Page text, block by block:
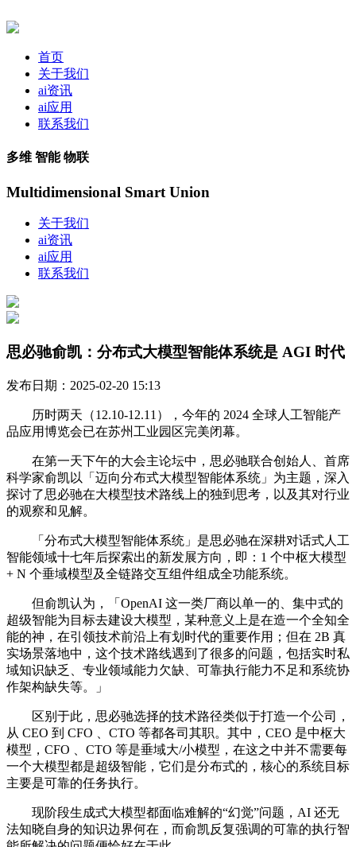
首页
关于我们
ai资讯
ai应用
联系我们
多维 智能 物联
Multidimensional Smart Union
关于我们
ai资讯
ai应用
联系我们
思必驰俞凯：分布式大模型智能体系统是 AGI 时代
发布日期：2025-02-20 15:13
历时两天（12.10-12.11），今年的 2024 全球人工智能产
品应用博览会已在苏州工业园区完美闭幕。
在第一天下午的大会主论坛中，思必驰联合创始人、首席
科学家俞凯以「迈向分布式大模型智能体系统」为主题，深入
探讨了思必驰在大模型技术路线上的独到思考，以及其对行业
的观察和见解。
「分布式大模型智能体系统」是思必驰在深耕对话式人工
智能领域十七年后探索出的新发展方向，即：1 个中枢大模型
+ N 个垂域模型及全链路交互组件组成全功能系统。
但俞凯认为，「OpenAI 这一类厂商以单一的、集中式的
超级智能为目标去建设大模型，某种意义上是在造一个全知全
能的神，在引领技术前沿上有划时代的重要作用；但在 2B 真
实场景落地中，这个技术路线遇到了很多的问题，包括实时私
域知识缺乏、专业领域能力欠缺、可靠执行能力不足和系统协
作架构缺失等。」
区别于此，思必驰选择的技术路径类似于打造一个公司，
从 CEO 到 CFO 、CTO 等都各司其职。其中，CEO 是中枢大
模型，CFO 、CTO 等是垂域大/小模型，在这之中并不需要每
一个大模型都是超级智能，它们是分布式的，核心的系统目标
主要是可靠的任务执行。
现阶段生成式大模型都面临难解的“幻觉”问题，AI 还无
法知晓自身的知识边界何在，而俞凯反复强调的可靠的执行智